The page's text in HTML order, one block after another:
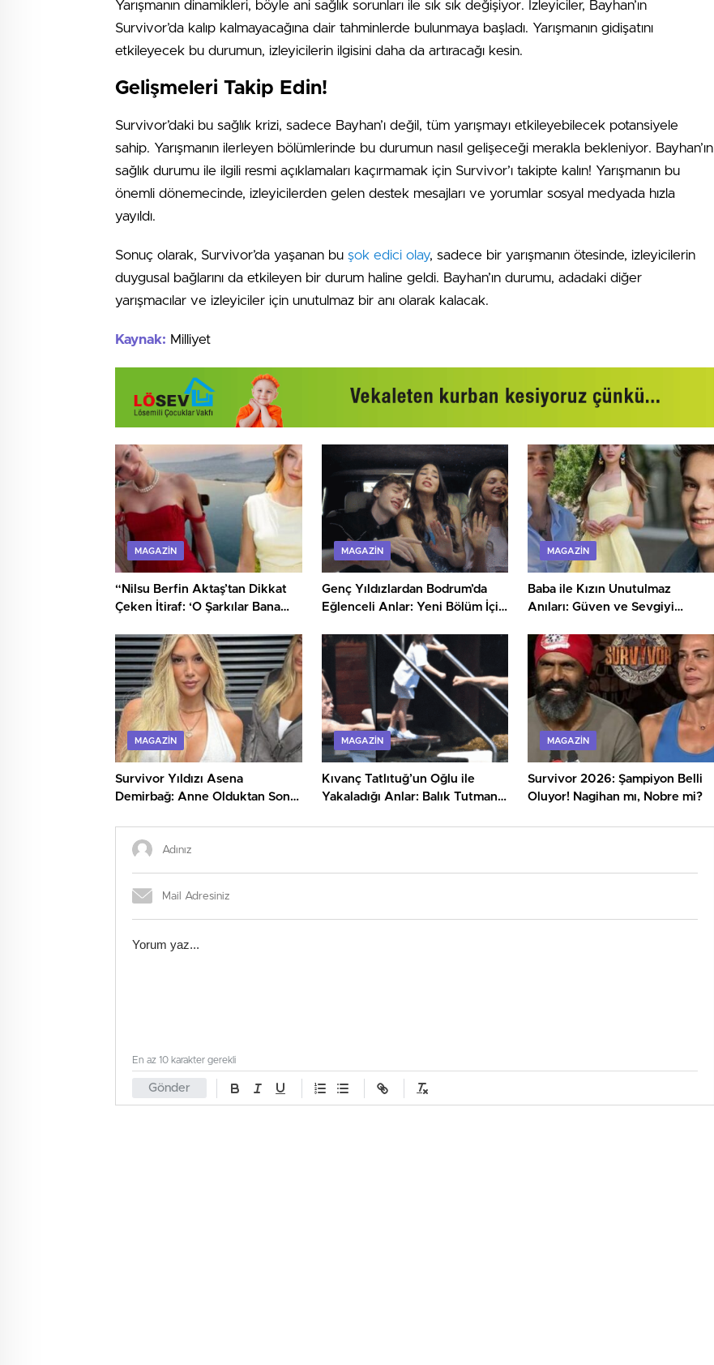
Yarışmanın dinamikleri, böyle ani sağlık sorunları ile sık sık değişiyor. İzleyiciler, Bayhan’ın
Survivor’da kalıp kalmayacağına dair tahminlerde bulunmaya başladı. Yarışmanın gidişatını
etkileyecek bu durumun, izleyicilerin ilgisini daha da artıracağı kesin.
Gelişmeleri Takip Edin!
Survivor’daki bu sağlık krizi, sadece Bayhan’ı değil, tüm yarışmayı etkileyebilecek potansiyele
sahip. Yarışmanın ilerleyen bölümlerinde bu durumun nasıl gelişeceği merakla bekleniyor. Bayhan’ın
sağlık durumu ile ilgili resmi açıklamaları kaçırmamak için Survivor’ı takipte kalın! Yarışmanın bu
önemli dönemecinde, izleyicilerden gelen destek mesajları ve yorumlar sosyal medyada hızla
yayıldı.
Sonuç olarak, Survivor’da yaşanan bu şok edici olay, sadece bir yarışmanın ötesinde, izleyicilerin
duygusal bağlarını da etkileyen bir durum haline geldi. Bayhan’ın durumu, adadaki diğer
yarışmacılar ve izleyiciler için unutulmaz bir anı olarak kalacak.
Kaynak: Milliyet
MAGAZIN
“Nilsu Berfin Aktaş’tan Dikkat
Çeken İtiraf: ‘O Şarkılar Bana
MAGAZIN
Genç Yıldızlardan Bodrum’da
Eğlenceli Anlar: Yeni Bölüm İçin
MAGAZIN
Baba ile Kızın Unutulmaz
Anıları: Güven ve Sevgiyi
MAGAZIN
Survivor Yıldızı Asena
Demirbağ: Anne Olduktan Sonra
MAGAZIN
Kıvanç Tatlıtuğ’un Oğlu ile
Yakaladığı Anlar: Balık Tutmanın
MAGAZIN
Survivor 2026: Şampiyon Belli
Oluyor! Nagihan mı, Nobre mi?
Gönder
En az 10 karakter gerekli